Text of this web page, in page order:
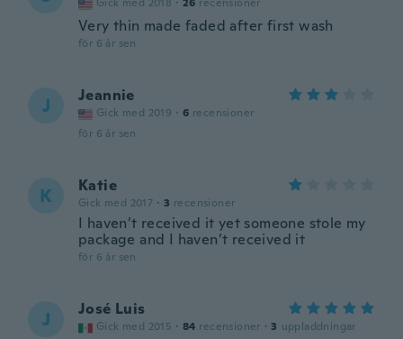
Very thin made faded after first wash
för 6 år sen
J Jeannie
Gick med 2019 · 6 recensioner
för 6 år sen
K Katie
Gick med 2017 · 3 recensioner
I haven’t received it yet someone stole my
package and I haven’t received it
för 6 år sen
J José Luis
Gick med 2015 · 84 recensioner · 3 uppladdningar